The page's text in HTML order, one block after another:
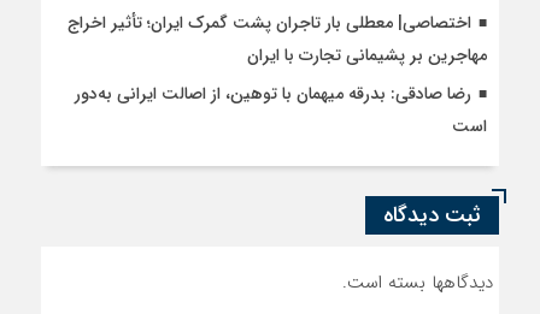
اختصاصی| معطلی بار تاجران پشت گمرک ایران؛ تأثیر اخراج
مهاجرین بر پشیمانی تجارت با ایران
رضا صادقی: بدرقه میهمان با توهین، از اصالت ایرانی به‌دور
است
ثبت دیدگاه
دیدگاهها بسته است.